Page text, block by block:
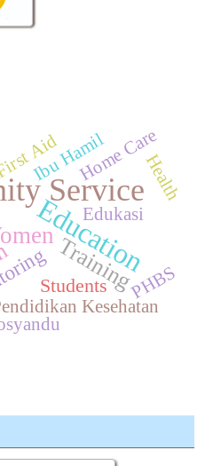
Service
Education
Training
Students
Kesehatan
PHBS
Ibu HamilHome Care
Aid
Edukasi
Health